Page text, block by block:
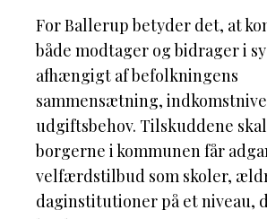
For Ballerup betyder det, at
både modtager og bidrager i
afhængigt af befolkningens
sammensætning,
udgiftsbehov. Tilskuddene
borgerne i kommunen får
velfærdstilbud som skoler,
daginstitutioner på et niveau,